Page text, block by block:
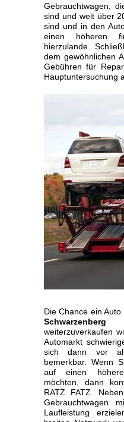
Gebrauchtwagen,
sind und weit über
sind und in den
einen höheren
hierzulande.
dem gewöhnlichen
Gebühren für
Hauptuntersuchung
Die Chance ein Auto
Schwarzenberg
weiterzuverkaufen
Automarkt
sich dann vor
bemerkbar. Wenn
auf einen
möchten, dann
RATZ FATZ.
Gebrauchtwagen
Laufleistung